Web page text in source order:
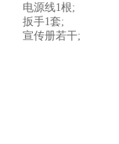
电源线1根;
扳手1套;
宣传册若干;